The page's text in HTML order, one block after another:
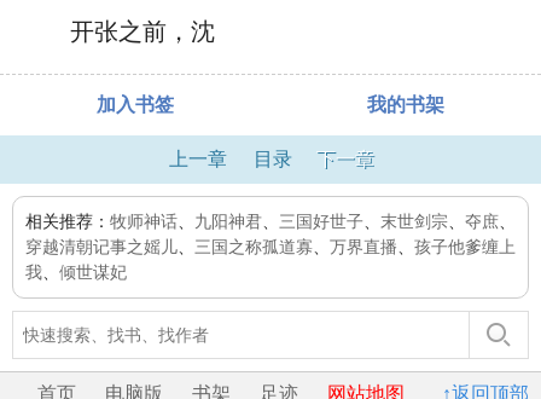
开张之前，沈
加入书签 我的书架
上一章 目录 下一章
相关推荐： 牧师神话 九阳神君 三国好世子 末世剑宗 夺庶
穿越清朝记事之媱儿
三国之称孤道寡 万界直播
孩子他爹缠上
我
倾世谋妃
↑返回顶部
首页 电脑版 书架 足迹 网站地图